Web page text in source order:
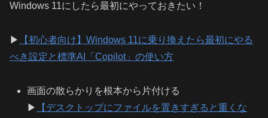
Windows 11にしたら最初にやっておきたい！
▶
【初心者向け】Windows 11に乗り換えたら最初にやる
べき設定と標準AI「Copilot」の使い方
画面の散らかりを根本から片付ける
▶
【デスクトップにファイルを置きすぎると重くな